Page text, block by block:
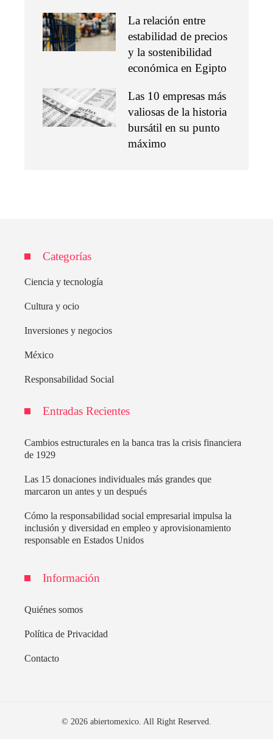
La relación entre
estabilidad de precios
y la sostenibilidad
económica en Egipto
Las 10 empresas más
valiosas de la historia
bursátil en su punto
máximo
Categorías
Ciencia y tecnología
Cultura y ocio
Inversiones y negocios
México
Responsabilidad Social
Entradas Recientes
Cambios estructurales en la banca tras la crisis financiera
de 1929
Las 15 donaciones individuales más grandes que
marcaron un antes y un después
Cómo la responsabilidad social empresarial impulsa la
inclusión y diversidad en empleo y aprovisionamiento
responsable en Estados Unidos
Información
Quiénes somos
Política de Privacidad
Contacto
© 2026 abiertomexico. All Right Reserved.